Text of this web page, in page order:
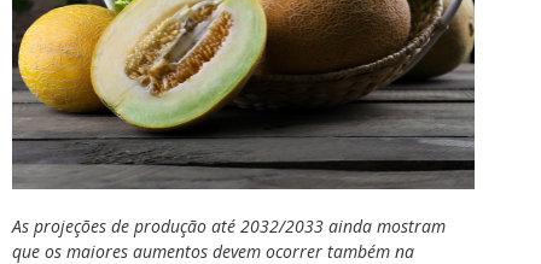
As projeções de produção até 2032/2033 ainda mostram
que os maiores aumentos devem ocorrer também na